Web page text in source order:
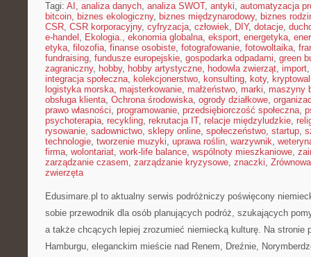
Tagi: AI , analiza danych, analiza SWOT, antyki, automatyzacja
bitcoin, biznes ekologiczny, biznes międzynarodowy, biznes
CSR, CSR korporacyjny, cyfryzacja, człowiek, DIY, dotacje,
e-handel , Ekologia., ekonomia globalna, eksport, energetyka,
etyka, filozofia, finanse osobiste, fotografowanie, fotowoltaika,
fundraising, fundusze europejskie, gospodarka odpadami, green
zagraniczny, hobby, hobby artystyczne, hodowla zwierząt, import
integracja społeczna, kolekcjonerstwo, konsulting, koty,
logistyka morska, majsterkowanie, małżeństwo, marki, maszyny
obsługa klienta, Ochrona środowiska, ogrody działkowe,
prawo własności, programowanie, przedsiębiorczość społeczna,
psychoterapia, recykling, rekrutacja IT, relacje międzyludzkie,
rysowanie, sadownictwo, sklepy online, społeczeństwo, startup,
technologie, tworzenie muzyki, uprawa roślin, warzywnik,
firma, wolontariat, work-life balance, wspólnoty mieszkaniowe,
zarządzanie czasem, zarządzanie kryzysowe, znaczki,
zwierzęta
Edusimare.pl to aktualny serwis podróżniczy poświęcony
sobie przewodnik dla osób planujących podróż, szukających
a także chcących lepiej zrozumieć niemiecką kulturę. Na stronie
Hamburgu, eleganckim mieście nad Renem, Dreźnie,